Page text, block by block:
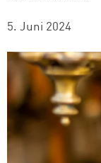
5. Juni 2024